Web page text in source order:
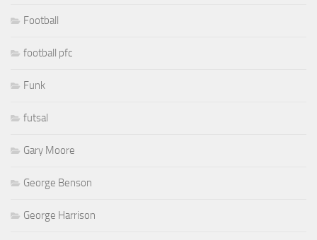
Football
football pfc
Funk
futsal
Gary Moore
George Benson
George Harrison